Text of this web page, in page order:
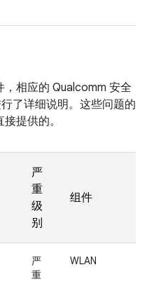
相应的 Qualcomm 安全
了详细说明。这些问题的
提供的。
严
重
级
别
组件
严
重
WLAN